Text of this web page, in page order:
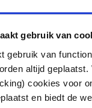
gebruik van
gebruik van
altijd
cookies voor
en biedt de